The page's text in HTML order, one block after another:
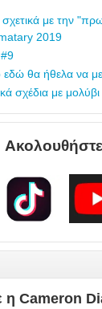
με την
2019
#9
θα ήθελα να
σχέδια με
η Cameron